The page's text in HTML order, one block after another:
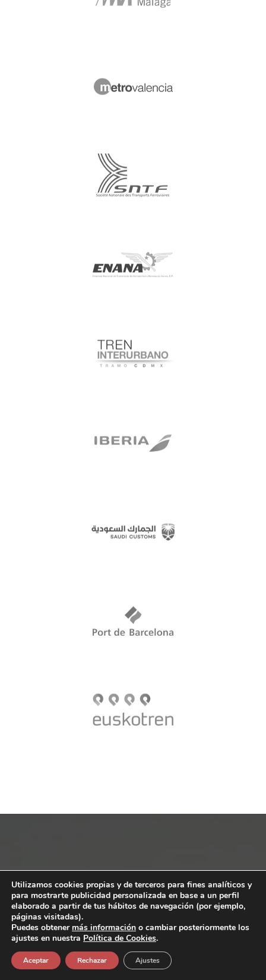
¿Para qué mercado
es interesante esta
solución?
Utilizamos cookies propias y de terceros para fines analíticos y
para mostrarte publicidad personalizada en base a un perfil
elaborado a partir de tus hábitos de navegación (por ejemplo,
páginas visitadas).
Puedes obtener más información o cambiar posteriormente los
ajustes en nuestra Política de Cookies.
Aceptar Rechazar Ajustes